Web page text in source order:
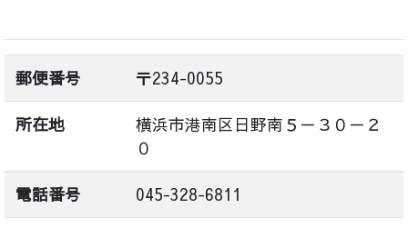
郵便番号 〒234-0055
所在地
横浜市港南区日野南５－３０－２
０
電話番号 045-328-6811